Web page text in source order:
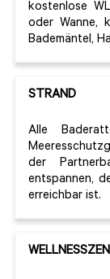
kostenlose
oder Wanne,
Bademäntel,
STRAND
Alle
der
entspannen,
erreichbar ist.